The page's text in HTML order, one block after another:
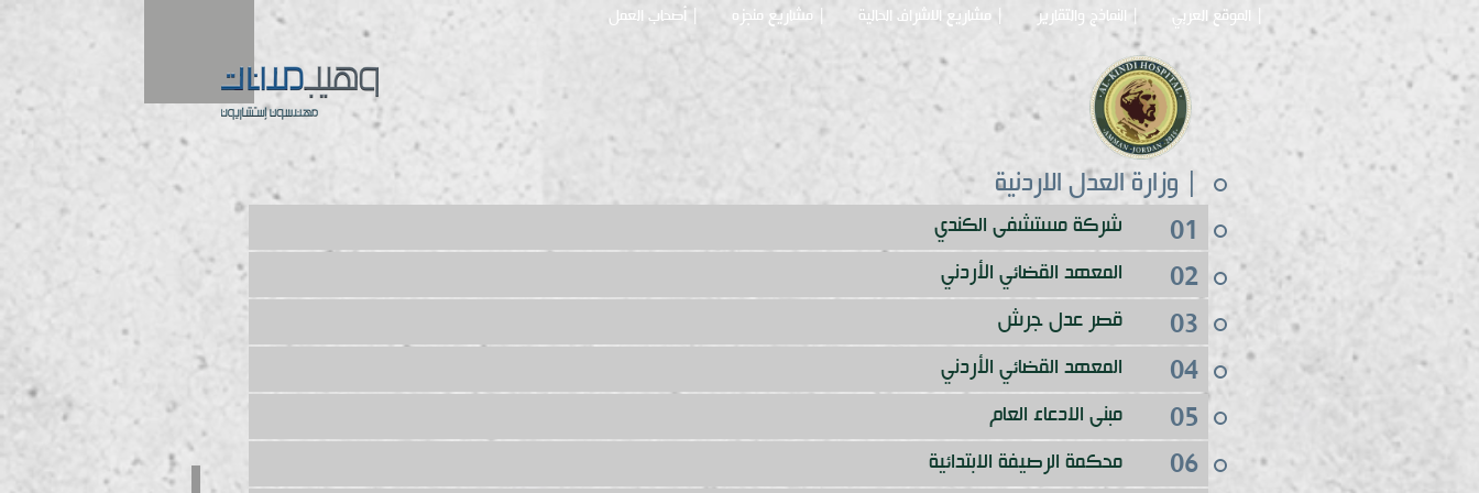
| الموقع العربي | النماذج والتقارير | مشاريع الاشراف الحالية | مشاريع منجزه | أصحاب العمل
شركة مستشفى الكندي
المعهد القضائي الأردني
قصر عدل جرش
المعهد القضائي الأردني
مبنى الادعاء العام
محكمة الرصيفة الابتدائية
| وزارة العدل الاردنية
01
02
03
04
05
06